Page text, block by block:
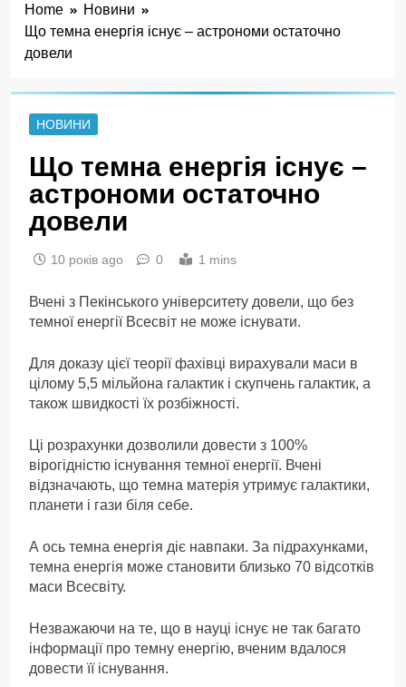
Home
Новини
Що темна енергія існує – астрономи остаточно
довели
НОВИНИ
Що темна енергія існує –
астрономи остаточно
довели
10 років ago 0 1 mins
Вчені з Пекінського університету довели, що без
темної енергії Всесвіт не може існувати.
Для доказу цієї теорії фахівці вирахували маси в
цілому 5,5 мільйона галактик і скупчень галактик, а
також швидкості їх розбіжності.
Ці розрахунки дозволили довести з 100%
вірогідністю існування темної енергії. Вчені
відзначають, що темна матерія утримує галактики,
планети і гази біля себе.
А ось темна енергія діє навпаки. За підрахунками,
темна енергія може становити близько 70 відсотків
маси Всесвіту.
Незважаючи на те, що в науці існує не так багато
інформації про темну енергію, вченим вдалося
довести її існування.